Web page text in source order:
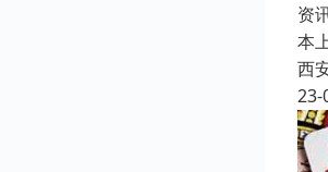
资
本
西
23-